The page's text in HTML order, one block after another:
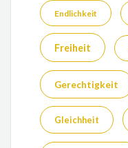
Endlichkeit
Freiheit
Gerechtigkeit
Gleichheit